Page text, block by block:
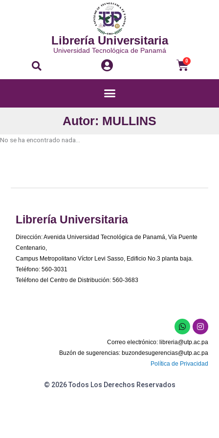
Librería Universitaria
Universidad Tecnológica de Panamá
Buscar 0
Menú
Autor: MULLINS
No se ha encontrado nada...
Librería Universitaria
Dirección: Avenida Universidad Tecnológica de Panamá, Vía Puente
Centenario,
Campus Metropolitano Víctor Levi Sasso, Edificio No.3 planta baja.
Teléfono: 560-3031
Teléfono del Centro de Distribución: 560-3683
W
h
a
t
s
a
p
I
n
s
t
a
g
r
Correo electrónico: libreria@utp.ac.pa
Buzón de sugerencias: buzondesugerencias@utp.ac.pa
Política de Privacidad
© 2026 Todos Los Derechos Reservados